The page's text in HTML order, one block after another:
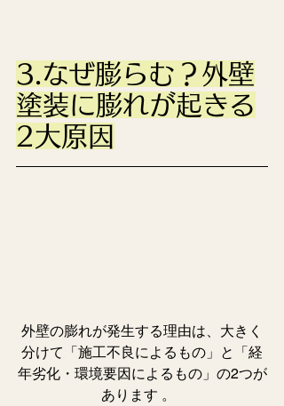
3.なぜ膨らむ？外壁
塗装に膨れが起きる
2大原因
外壁の膨れが発生する理由は、大きく
分けて「施工不良によるもの」と「経
年劣化・環境要因によるもの」の2つが
あります 。